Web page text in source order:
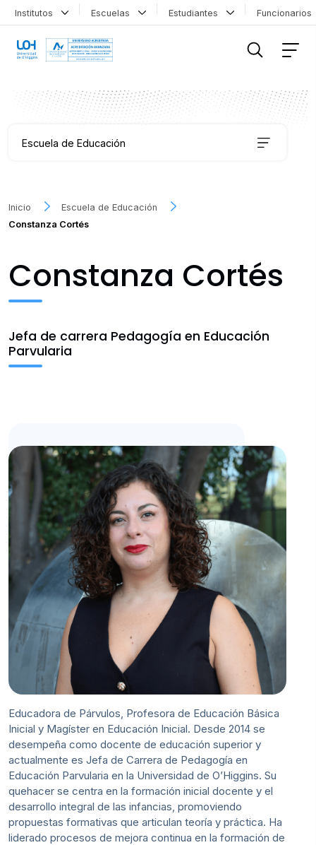
Institutos Escuelas Estudiantes
Escuela de Educación
Coordinación de Formación Transversal
Educación Continua
Vinculación
Noticias
Inicio
Escuela de Educación
Constanza Cortés
Constanza Cortés
Jefa de carrera Pedagogía en Educación
Parvularia
Educadora de Párvulos, Profesora de Educación Básica
Inicial y Magíster en Educación Inicial. Desde 2014 se
desempeña como docente de educación superior y
actualmente es Jefa de Carrera de Pedagogía en
Educación Parvularia en la Universidad de O’Higgins. Su
quehacer se centra en la formación inicial docente y el
desarrollo integral de las infancias, promoviendo
propuestas formativas que articulan teoría y práctica. Ha
liderado procesos de mejora continua en la formación de